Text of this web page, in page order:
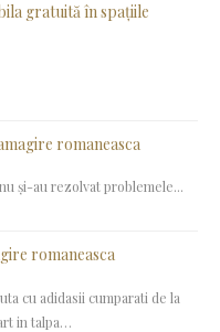
gratuită în spațiile
romaneasca
și-au rezolvat problemele...
romaneasca
cu adidasii cumparati de la
in talpa…